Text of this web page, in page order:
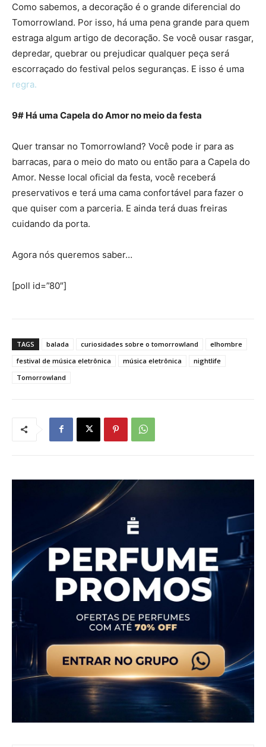
Como sabemos, a decoração é o grande diferencial do
Tomorrowland. Por isso, há uma pena grande para quem
estraga algum artigo de decoração. Se você ousar rasgar,
depredar, quebrar ou prejudicar qualquer peça será
escorraçado do festival pelos seguranças. E isso é uma
regra.
9# Há uma Capela do Amor no meio da festa
Quer transar no Tomorrowland? Você pode ir para as
barracas, para o meio do mato ou então para a Capela do
Amor. Nesse local oficial da festa, você receberá
preservativos e terá uma cama confortável para fazer o
que quiser com a parceria. E ainda terá duas freiras
cuidando da porta.
Agora nós queremos saber…
[poll id=”80″]
TAGS balada curiosidades sobre o tomorrowland
elhombre
festival de música eletrônica
música eletrônica
nightlife
Tomorrowland